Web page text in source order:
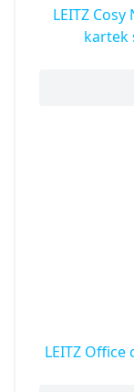
LEITZ
kartek
LEITZ